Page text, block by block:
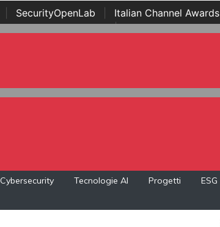
SecurityOpenLab Italian Channel Awards
Awards | ...
Cybersecurity Tecnologie AI Progetti ESG